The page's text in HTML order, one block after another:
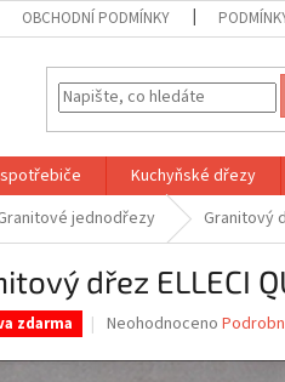
OBCHODNÍ PODMÍNKY
Kuchyňské dřezy
jednodřezy Granitový
dřez ELLECI
zdarma
Průměrné
produktu
Neohodnoceno